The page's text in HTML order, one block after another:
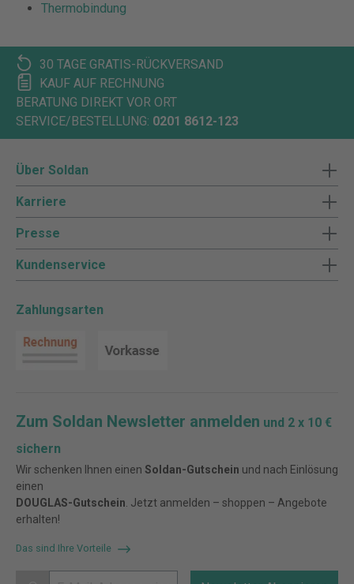
Thermobindung
30 TAGE GRATIS-RÜCKVERSAND
KAUF AUF RECHNUNG
BERATUNG DIREKT VOR ORT
SERVICE/BESTELLUNG: 0201 8612-123
Über Soldan
Karriere
Presse
Kundenservice
Zahlungsarten
Zum Soldan Newsletter anmelden und 2 x 10 €
sichern
Wir schenken Ihnen einen Soldan-Gutschein und nach Einlösung
einen
DOUGLAS-Gutschein . Jetzt anmelden – shoppen – Angebote
erhalten!
Das sind Ihre Vorteile